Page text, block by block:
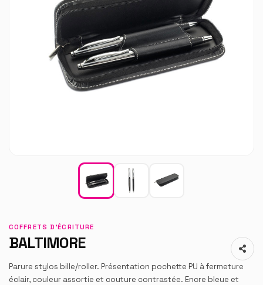
COFFRETS D'ÉCRITURE
BALTIMORE
Parure stylos bille/roller. Présentation pochette PU à fermeture
éclair, couleur assortie et couture contrastée. Encre bleue et